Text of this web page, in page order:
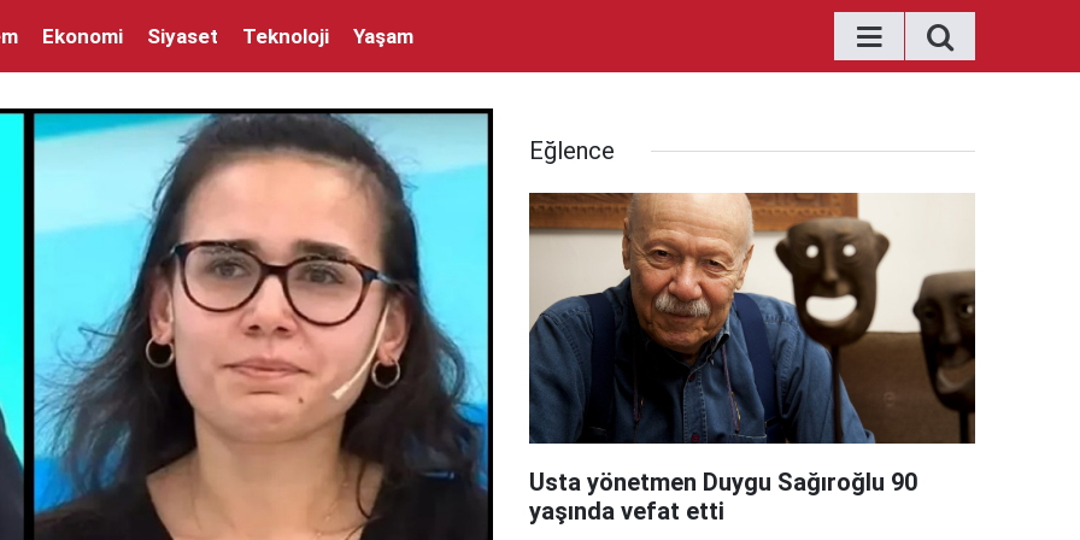
Ekonomi Siyaset Teknoloji Yaşam
Eğlence
Usta yönetmen Duygu Sağıroğlu 90
yaşında vefat etti